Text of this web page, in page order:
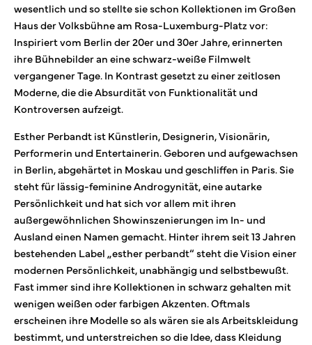
wesentlich und so stellte sie schon Kollektionen im Großen
Haus der Volksbühne am Rosa-Luxemburg-Platz vor:
Inspiriert vom Berlin der 20er und 30er Jahre, erinnerten
ihre Bühnebilder an eine schwarz-weiße Filmwelt
vergangener Tage. In Kontrast gesetzt zu einer zeitlosen
Moderne, die die Absurdität von Funktionalität und
Kontroversen aufzeigt.
Esther Perbandt ist Künstlerin, Designerin, Visionärin,
Performerin und Entertainerin. Geboren und aufgewachsen
in Berlin, abgehärtet in Moskau und geschliffen in Paris. Sie
steht für lässig-feminine Androgynität, eine autarke
Persönlichkeit und hat sich vor allem mit ihren
außergewöhnlichen Showinszenierungen im In- und
Ausland einen Namen gemacht. Hinter ihrem seit 13 Jahren
bestehenden Label „esther perbandt“ steht die Vision einer
modernen Persönlichkeit, unabhängig und selbstbewußt.
Fast immer sind ihre Kollektionen in schwarz gehalten mit
wenigen weißen oder farbigen Akzenten. Oftmals
erscheinen ihre Modelle so als wären sie als Arbeitskleidung
bestimmt, und unterstreichen so die Idee, dass Kleidung